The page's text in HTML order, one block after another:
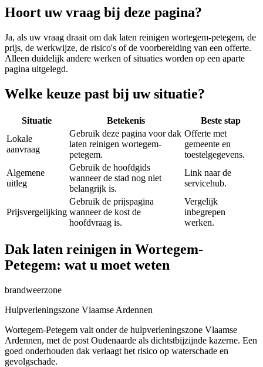
Hoort uw vraag bij deze pagina?
Ja, als uw vraag draait om dak laten reinigen wortegem-petegem, de
prijs, de werkwijze, de risico's of de voorbereiding van een offerte.
Alleen duidelijk andere werken of situaties worden op een aparte
pagina uitgelegd.
Welke keuze past bij uw situatie?
Situatie Betekenis
Beste stap
Lokale
aanvraag
Gebruik deze pagina voor dak
laten reinigen wortegem-
petegem.
Offerte met
gemeente en
toestelgegevens.
Algemene
uitleg
Gebruik de hoofdgids
wanneer de stad nog niet
belangrijk is.
Link naar de
servicehub.
Prijsvergelijking
Gebruik de prijspagina
wanneer de kost de
hoofdvraag is.
Vergelijk
inbegrepen
werken.
Dak laten reinigen in Wortegem-
Petegem: wat u moet weten
brandweerzone
Hulpverleningszone Vlaamse Ardennen
Wortegem-Petegem valt onder de hulpverleningszone Vlaamse
Ardennen, met de post Oudenaarde als dichtstbijzijnde kazerne. Een
goed onderhouden dak verlaagt het risico op waterschade en
gevolgschade.